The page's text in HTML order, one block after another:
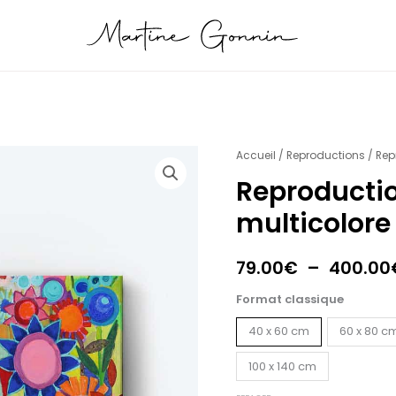
Accueil / Reproductions /
multicolore
79.00€ – 400.00
Format classique
40 x 60 cm
60 x 80
100 x 140 cm
quantité
Reproduction
Champs